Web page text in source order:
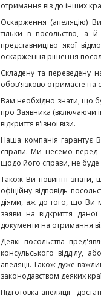
отримання віз до інших
Оскарження (апеляцію)
тільки в посольство, а й
представництво якої
оскарження рішення
Складену та переведену
обов'язково отримаєте на
Вам необхідно знати, що
про Заявника (включаючи
відкриття в'їзної візи.
Наша компанія гарантує
справи. Ми несемо перед
щодо його справи, не
Також Ви повинні знати,
офіційну відповідь
діями, аж до того, що Ви
заяви на відкриття
документи на отримання
Деякі посольства
консульського відділу,
апеляції. Також дуже
законодавством деяких
Підготовка апеляції -